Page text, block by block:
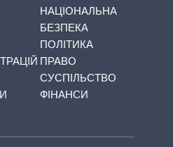
НАЦІОНАЛЬНА
БЕЗПЕКА
ПОЛІТИКА
ПРАВО
СУСПІЛЬСТВО
ФІНАНСИ